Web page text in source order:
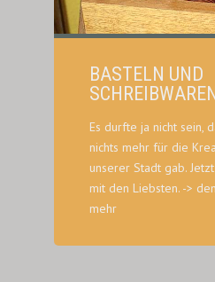
BASTELN UND
Es durfte ja nicht sein,
nichts mehr für die
unserer Stadt gab.
mit den Liebsten. ->
mehr